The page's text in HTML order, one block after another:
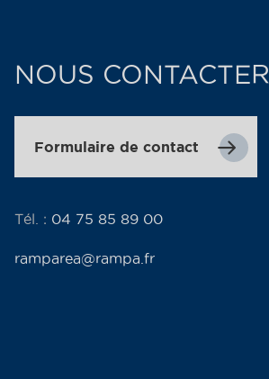
NOUS CONTACTER
Formulaire de contact
Tél. : 04 75 85 89 00
ramparea@rampa.fr